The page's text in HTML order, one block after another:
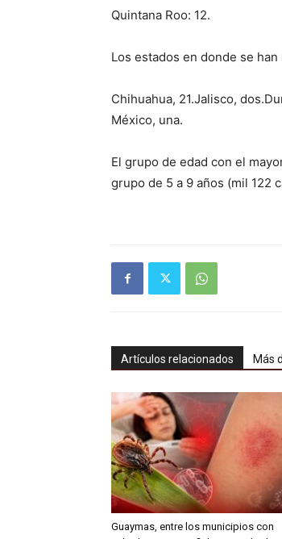
Quintana Roo: 12.
Los estados en donde se
Chihuahua, 21.Jalisco,
México, una.
El grupo de edad con el
grupo de 5 a 9 años (mil 122
Artículos relacionados Más
Guaymas, entre los municipios con